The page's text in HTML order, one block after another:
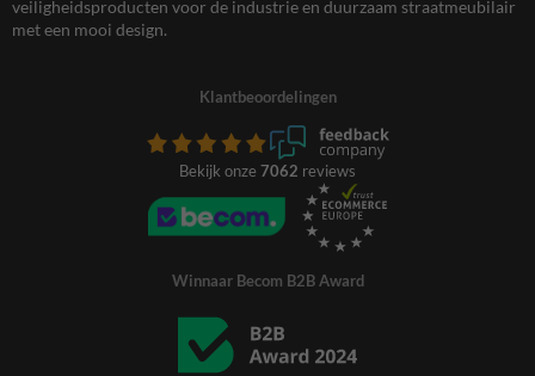
veiligheidsproducten voor de industrie en duurzaam straatmeubilair
met een mooi design.
Klantbeoordelingen
Bekijk onze 7062 reviews
Winnaar Becom B2B Award